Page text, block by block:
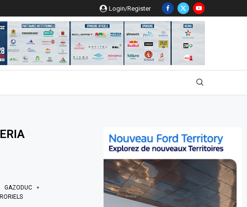
Login/Register
GAZODUC